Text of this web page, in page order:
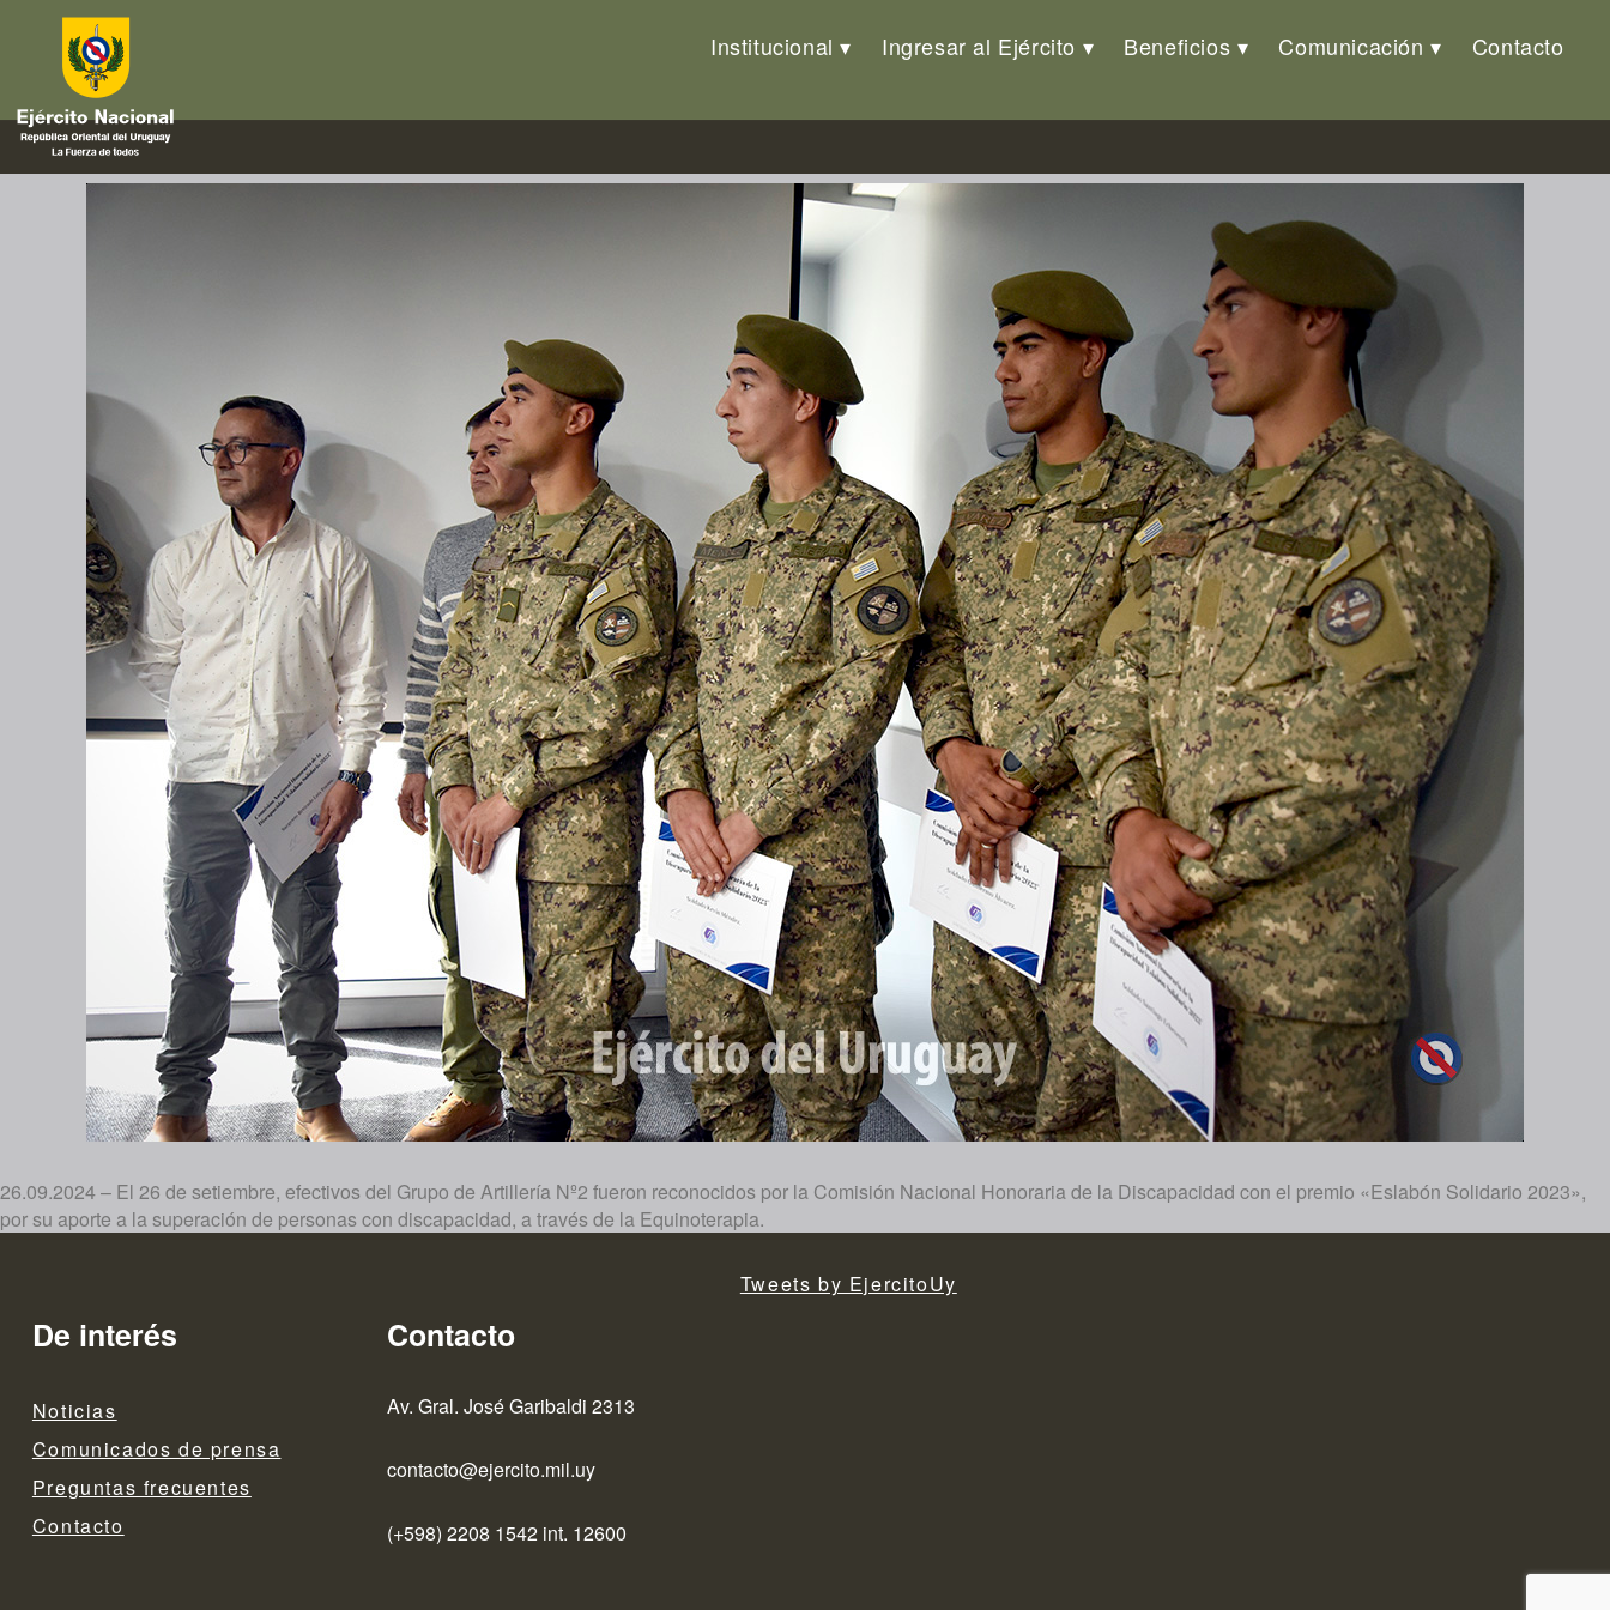
Institucional Ingresar al Ejército Beneficios Comunicación Contacto
eslabón solidario
Premio «Eslabón Solidario»
26.09.2024 – El 26 de setiembre, efectivos del Grupo de Artillería Nº2 fueron reconocidos por la Comisión Nacional Honoraria de la Discapacidad con el premio «Eslabón Solidario 2023»,
por su aporte a la superación de personas con discapacidad, a través de la Equinoterapia.
De interés
Noticias
Comunicados de prensa
Preguntas frecuentes
Contacto
Contacto
Av. Gral. José Garibaldi 2313
contacto@ejercito.mil.uy
(+598) 2208 1542 int. 12600
Tweets by EjercitoUy